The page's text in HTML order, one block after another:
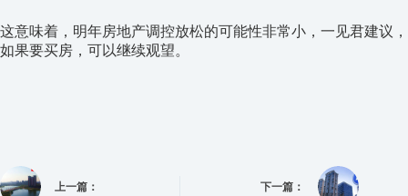
这意味着，明年房地产调控放松的可能性非常小，一见君建议，
如果要买房，可以继续观望。
上一篇： 下一篇：